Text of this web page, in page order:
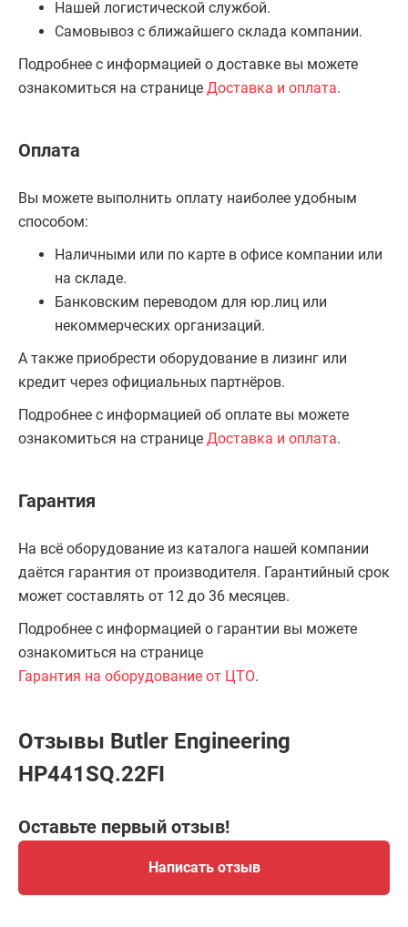
Нашей логистической службой.
Самовывоз с ближайшего склада компании.
Подробнее с информацией о доставке вы можете
ознакомиться на странице Доставка и оплата.
Оплата
Вы можете выполнить оплату наиболее удобным
способом:
Наличными или по карте в офисе компании или
на складе.
Банковским переводом для юр.лиц или
некоммерческих организаций.
А также приобрести оборудование в лизинг или
кредит через официальных партнёров.
Подробнее с информацией об оплате вы можете
ознакомиться на странице Доставка и оплата.
Гарантия
На всё оборудование из каталога нашей компании
даётся гарантия от производителя. Гарантийный срок
может составлять от 12 до 36 месяцев.
Подробнее с информацией о гарантии вы можете
ознакомиться на странице
Гарантия на оборудование от ЦТО.
Отзывы Butler Engineering
HP441SQ.22FI
Оставьте первый отзыв!
Написать отзыв